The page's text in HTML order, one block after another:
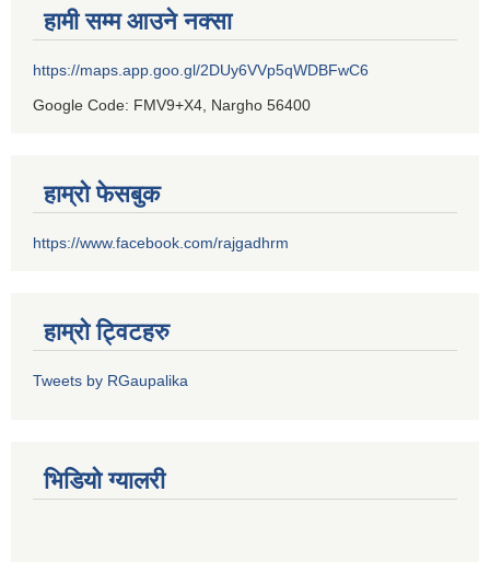
हामी सम्म आउने नक्सा
https://maps.app.goo.gl/2DUy6VVp5qWDBFwC6
Google Code: FMV9+X4, Nargho 56400
हाम्रो फेसबुक
https://www.facebook.com/rajgadhrm
हाम्रो ट्विटहरु
Tweets by RGaupalika
भिडियो ग्यालरी